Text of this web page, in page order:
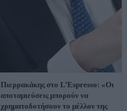
Πιερρακάκης στο L’Espresso: «Οι
αποταμιεύσεις μπορούν να
χρηματοδοτήσουν το μέλλον της